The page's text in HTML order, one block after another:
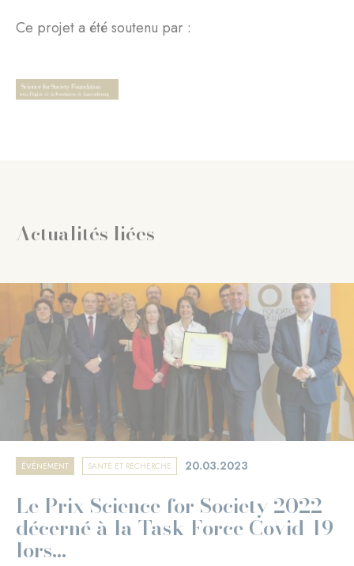
Ce projet a été soutenu par :
Actualités liées
ÉVÈNEMENT SANTÉ ET RECHERCHE 20.03.2023
Le Prix Science for Society 2022
décerné à la Task Force Covid-19
lors...